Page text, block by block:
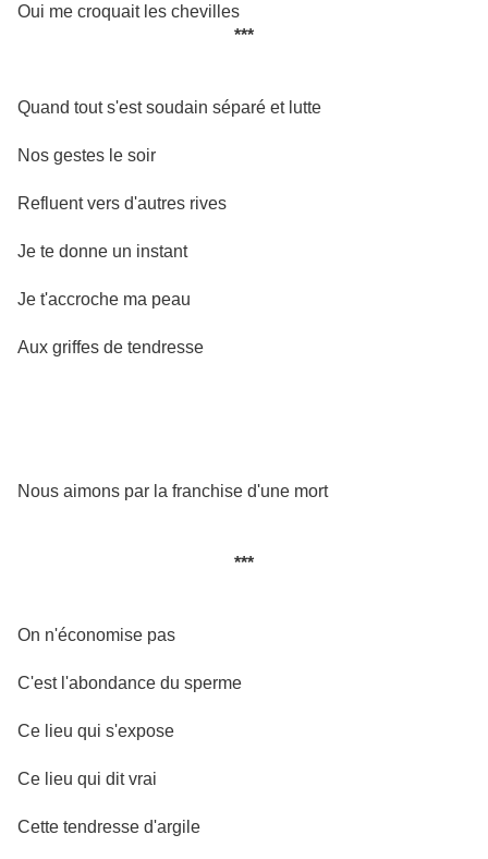
Oui me croquait les chevilles
***
Quand tout s'est soudain séparé et lutte
Nos gestes le soir
Refluent vers d'autres rives
Je te donne un instant
Je t'accroche ma peau
Aux griffes de tendresse
Nous aimons par la franchise d'une mort
***
On n'économise pas
C'est l'abondance du sperme
Ce lieu qui s'expose
Ce lieu qui dit vrai
Cette tendresse d'argile